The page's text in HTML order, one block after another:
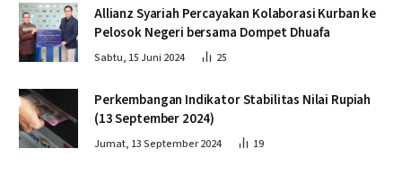
Allianz Syariah Percayakan Kolaborasi Kurban ke
Pelosok Negeri bersama Dompet Dhuafa
Sabtu, 15 Juni 2024 25
Perkembangan Indikator Stabilitas Nilai Rupiah
(13 September 2024)
Jumat, 13 September 2024 19